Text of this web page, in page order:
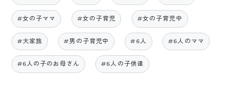
#女の子ママ #女の子育児 #女の子育児中
#大家族 #男の子育児中 #6人 #6人のママ
#6人の子のお母さん #6人の子供達